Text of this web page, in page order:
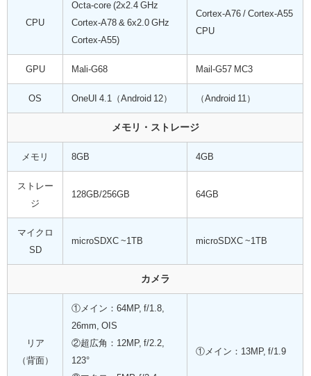
CPU
Octa-core (2x2.4 GHz
Cortex-A78 & 6x2.0 GHz
Cortex-A55)
Cortex-A76 / Cortex-A55
CPU
GPU Mali-G68 Mail-G57 MC3
OS OneUI 4.1（Android 12） （Android 11）
メモリ・ストレージ
メモリ 8GB 4GB
ストレー
ジ
128GB/256GB 64GB
マイクロ
SD
microSDXC ~1TB microSDXC ~1TB
カメラ
リア
（背面）
①メイン：64MP, f/1.8,
26mm, OIS
②超広角：12MP, f/2.2,
123°
①メイン：13MP, f/1.9